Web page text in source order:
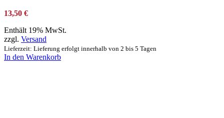
13,50 €
Enthält 19% MwSt.
zzgl. Versand
Lieferzeit: Lieferung erfolgt innerhalb von 2 bis 5 Tagen
In den Warenkorb